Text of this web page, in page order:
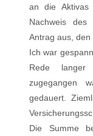
an die Aktivas
Nachweis
Antrag aus, den
Ich war
Rede langer
zugegangen
gedauert.
Die Summe